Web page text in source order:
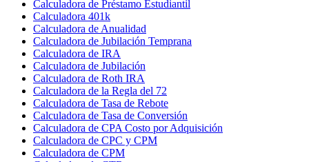
Calculadora de Préstamo Estudiantil
Calculadora 401k
Calculadora de Anualidad
Calculadora de Jubilación Temprana
Calculadora de IRA
Calculadora de Jubilación
Calculadora de Roth IRA
Calculadora de la Regla del 72
Calculadora de Tasa de Rebote
Calculadora de Tasa de Conversión
Calculadora de CPA Costo por Adquisición
Calculadora de CPC y CPM
Calculadora de CPM